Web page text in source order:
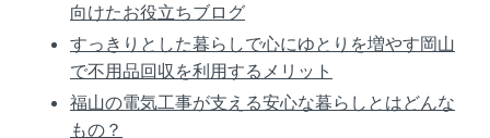
向けたお役立ちブログ
すっきりとした暮らしで心にゆとりを増やす岡山
で不用品回収を利用するメリット
福山の電気工事が支える安心な暮らしとはどんな
もの？